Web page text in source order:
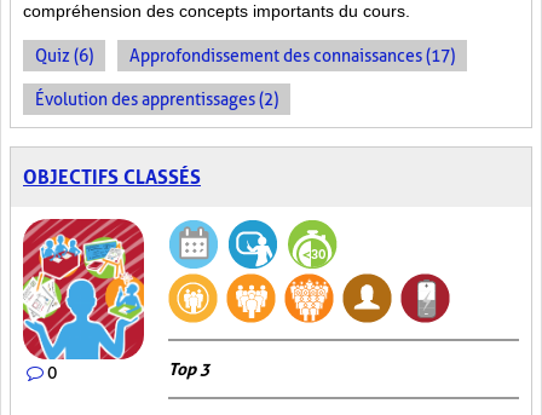
compréhension des concepts importants du cours.
Quiz (6) Approfondissement des connaissances (17)
Évolution des apprentissages (2)
OBJECTIFS CLASSÉS
0 Top 3